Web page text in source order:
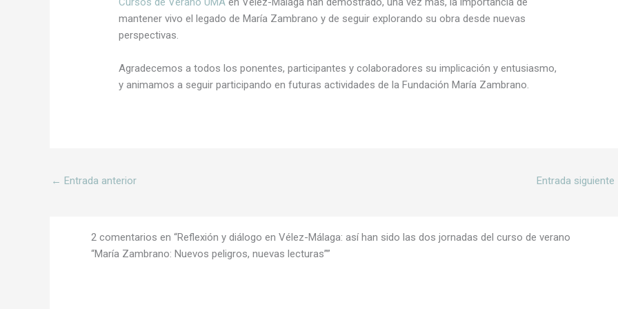
mantener vivo el legado de María Zambrano y de seguir explorando su obra desde nuevas
perspectivas.
Agradecemos a todos los ponentes, participantes y colaboradores su implicación y entusiasmo,
y animamos a seguir participando en futuras actividades de la Fundación María Zambrano.
← Entrada anterior Entrada siguiente
2 comentarios en “Reflexión y diálogo en Vélez-Málaga: así han sido las dos jornadas del curso de verano
“María Zambrano: Nuevos peligros, nuevas lecturas””